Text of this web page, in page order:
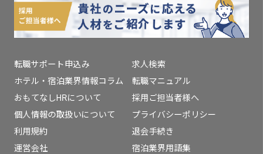
転職サポート申込み
求人検索
ホテル・宿泊業界情報コラム
転職マニュアル
おもてなしHRについて
採用ご担当者様へ
個人情報の取扱いについて
プライバシーポリシー
利用規約
退会手続き
運営会社
宿泊業界用語集